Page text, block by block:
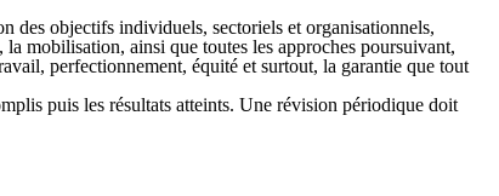
des objectifs individuels, sectoriels et organisationnels,
mobilisation, ainsi que toutes les approches poursuivant,
perfectionnement, équité et surtout, la garantie que tout
puis les résultats atteints. Une révision périodique doit